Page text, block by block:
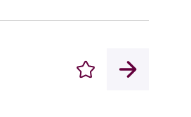
Enregistrer